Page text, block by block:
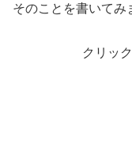
そのことを書いてみ
クリッ